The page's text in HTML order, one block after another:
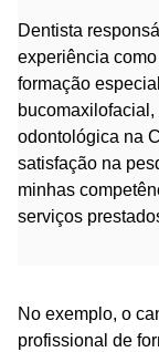
Dentista
experiência
formação
odontológica na
satisfação na
minhas
serviços
No exemplo, o
profissional de